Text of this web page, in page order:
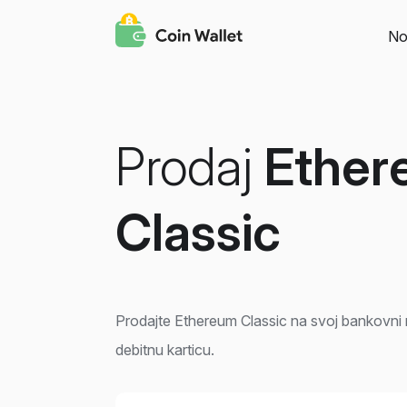
Prodaj
Classic
Prodajte Ethereum Classic na svoj bankovni
debitnu karticu.